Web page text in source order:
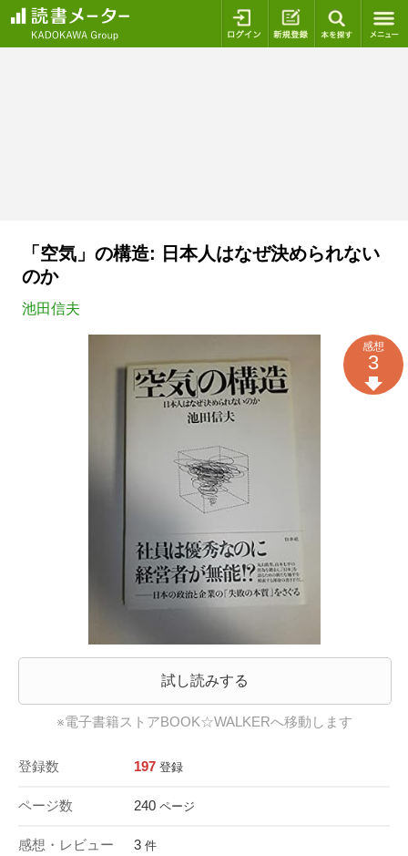
ログイン 新規登録
「空気」の構造: 日本人はなぜ決められない
のか
池田信夫
試し読みする
※電子書籍ストアBOOK☆WALKERへ移動します
登録数 197 登録
ページ数 240 ページ
感想・レビュー 3 件
感想
3